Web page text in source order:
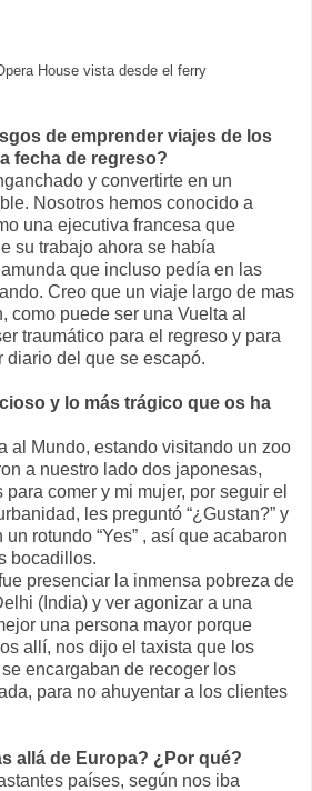
House vista desde el ferry
de emprender viajes de los
fecha de regreso?
y convertirte en un
Nosotros hemos conocido a
una ejecutiva francesa que
su trabajo ahora se había
que incluso pedía en las
Creo que un viaje largo de mas
como puede ser una Vuelta al
traumático para el regreso y para
diario del que se escapó.
y lo más trágico que os ha
al Mundo, estando visitando un zoo
a nuestro lado dos japonesas,
comer y mi mujer, por seguir el
les preguntó “¿Gustan?” y
rotundo “Yes” , así que acabaron
bocadillos.
presenciar la inmensa pobreza de
(India) y ver agonizar a una
una persona mayor porque
allí, nos dijo el taxista que los
encargaban de recoger los
para no ahuyentar a los clientes
allá de Europa? ¿Por qué?
países, según nos iba